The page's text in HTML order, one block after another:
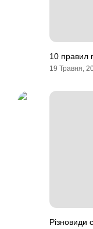
10 правил
19 Травня,
Різновиди